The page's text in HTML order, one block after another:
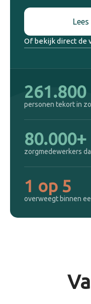
Of bekijk direct de
261.800
personen tekort in
80.000+
zorgmedewerkers
1 op 5
overweegt binnen